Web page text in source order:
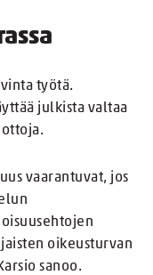
työtä.
julkista valtaa
vaarantuvat, jos
oikeusturvan
sanoo.